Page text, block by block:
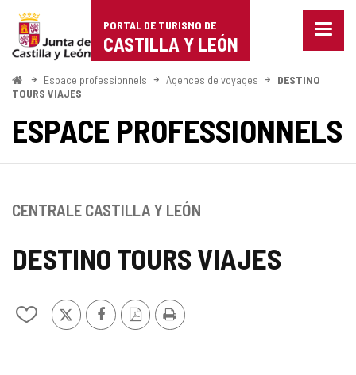
Portal
de
Turismo
de
Castilla
y
León
PORTAL DE TURISMO DE
CASTILLA Y LEÓN
Menu
<
Accueil
Espace professionnels Agences de voyages
DESTINO
TOURS VIAJES
ESPACE PROFESSIONNELS
DESTINO TOURS VIAJES
Ajouter/retirer
X FacebookVersion
PDF
Imprimer
CENTRALE CASTILLA Y LEÓN